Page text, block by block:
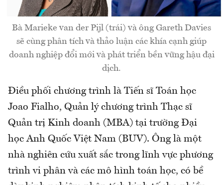
Bà Marieke van der Pijl (trái) và ông Gareth Davies
sẽ cùng phân tích và thảo luận các khía cạnh giúp
doanh nghiệp đổi mới và phát triển bền vững hậu đại
dịch.
Điều phối chương trình là Tiến sĩ Toán học
Joao Fialho, Quản lý chương trình Thạc sĩ
Quản trị Kinh doanh (MBA) tại trường Đại
học Anh Quốc Việt Nam (BUV). Ông là một
nhà nghiên cứu xuất sắc trong lĩnh vực phương
trình vi phân và các mô hình toán học, có bề